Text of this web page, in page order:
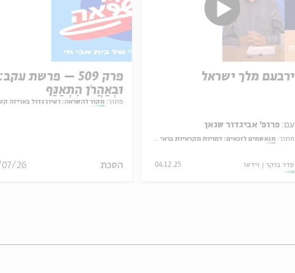
פרק 509 – פרשת עקב:
וּבְאַהֲרֹן הִתְאַנַּף
מתוך: מקור להשראה: רעיון גדול באריזה
הסכת 26
ירבעם מלך ישראל
עם: פרופ' אביגדור שנאן
מתוך: מנאשמים לזכאים: דמויות מקראיות בראי ספרות האגדה
סדר בוקר וידאו 04.12.25